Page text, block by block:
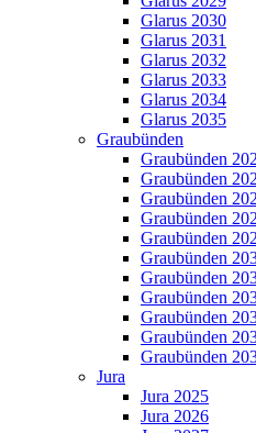
Glarus 2030
Glarus 2031
Glarus 2032
Glarus 2033
Glarus 2034
Glarus 2035
Graubünden
Graubünden
Graubünden
Graubünden
Graubünden
Graubünden
Graubünden
Graubünden
Graubünden
Graubünden
Graubünden
Graubünden
Jura
Jura 2025
Jura 2026